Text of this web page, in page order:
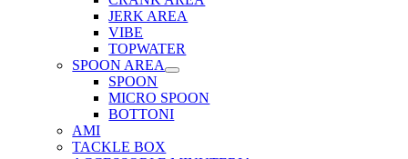
JERK AREA
VIBE
TOPWATER
SPOON AREA
SPOON
MICRO SPOON
BOTTONI
AMI
TACKLE BOX